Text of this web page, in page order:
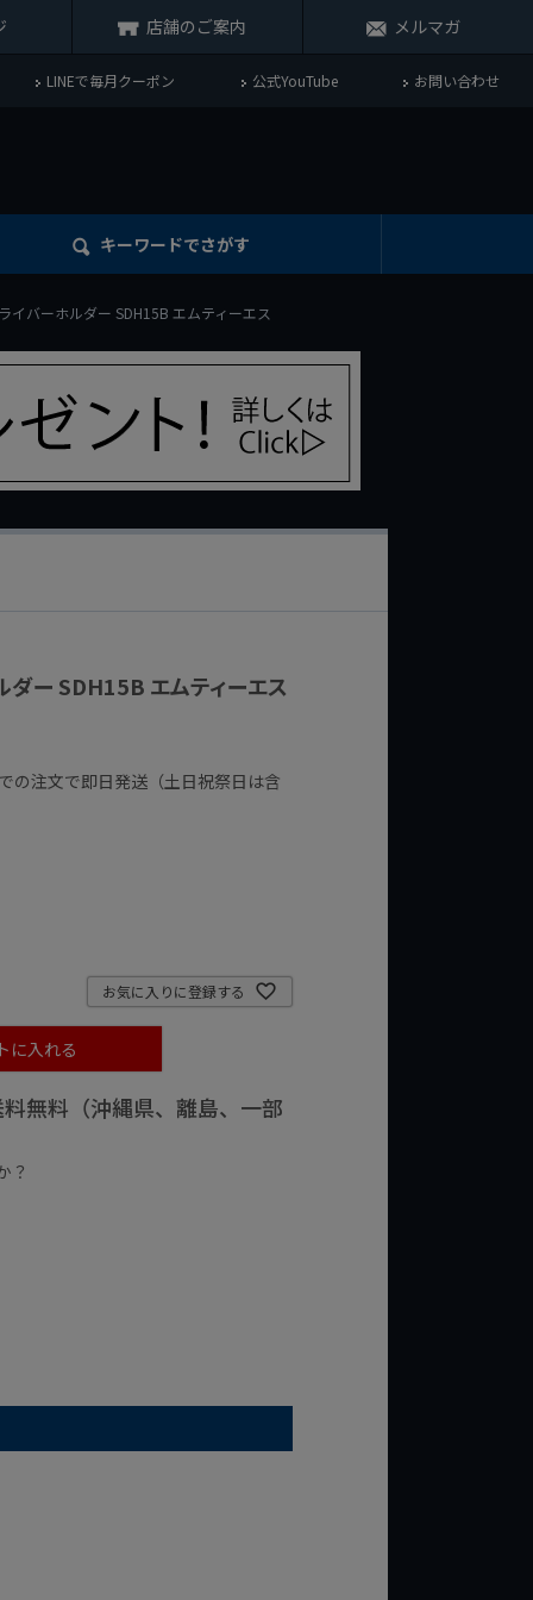
店舗のご案内 メルマガ
LINEで毎月クーポン 公式YouTube お問い合わせ
キーワードでさがす
イバーホルダー SDH15B エムティーエス
ー SDH15B エムティーエス
の注文で即日発送（土日祝祭日は含
お気に入りに登録する
に入れる
無料（沖縄県、離島、一部
？